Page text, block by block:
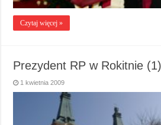
Czytaj więcej »
Prezydent RP w Rokitnie (1)
1 kwietnia 2009